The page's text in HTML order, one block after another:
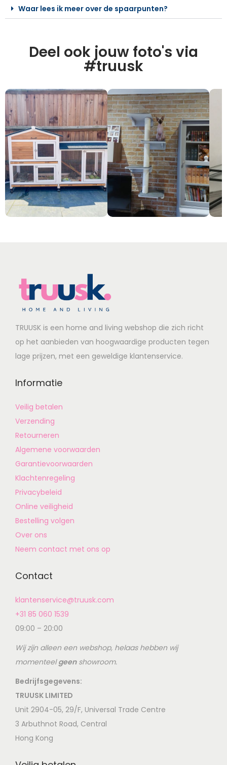
Waar lees ik meer over de spaarpunten?
Deel ook jouw foto's via
#truusk
TRUUSK is een home and living webshop die zich richt
op het aanbieden van hoogwaardige producten tegen
lage prijzen, met een geweldige klantenservice.
Informatie
Veilig betalen
Verzending
Retourneren
Algemene voorwaarden
Garantievoorwaarden
Klachtenregeling
Privacybeleid
Online veiligheid
Bestelling volgen
Over ons
Neem contact met ons op
Contact
klantenservice@truusk.com
+31 85 060 1539
09:00 – 20:00
Wij zijn alleen een webshop, helaas hebben wij
momenteelgeenshowroom.
Bedrijfsgegevens:
TRUUSK LIMITED
Unit 2904-05, 29/F, Universal Trade Centre
3 Arbuthnot Road, Central
Hong Kong